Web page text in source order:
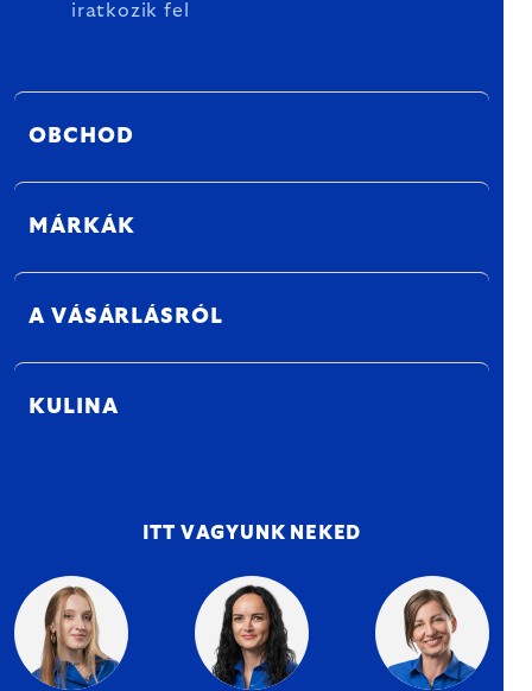
iratkozik fel
OBCHOD
MÁRKÁK
A VÁSÁRLÁSRÓL
KULINA
ITT VAGYUNK NEKED